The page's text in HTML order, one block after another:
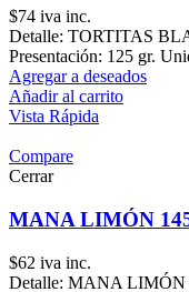
$74 iva inc.
Detalle: TORTITAS
Presentación: 125 gr.
Agregar a deseados
Añadir al carrito
Vista Rápida
Compare
Cerrar
MANA LIMÓN
$62 iva inc.
Detalle: MANA LIMÓN